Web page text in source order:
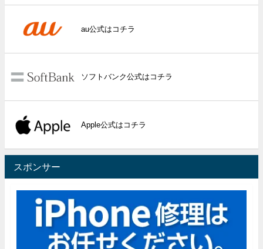
au公式はコチラ
ソフトバンク公式はコチラ
Apple公式はコチラ
スポンサー